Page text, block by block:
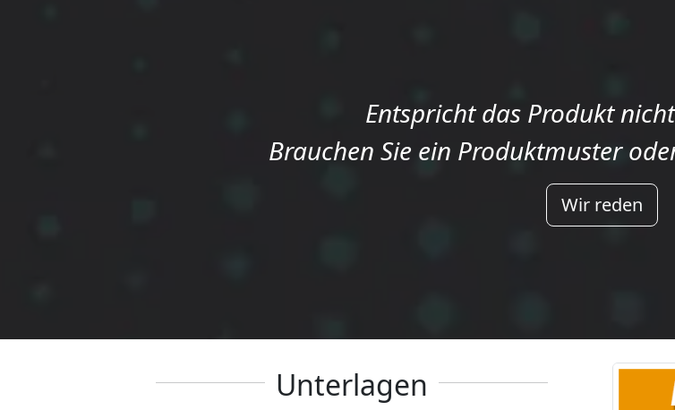
Entspricht das Produkt
Brauchen Sie ein Produktmuster
Wir reden
Unterlagen